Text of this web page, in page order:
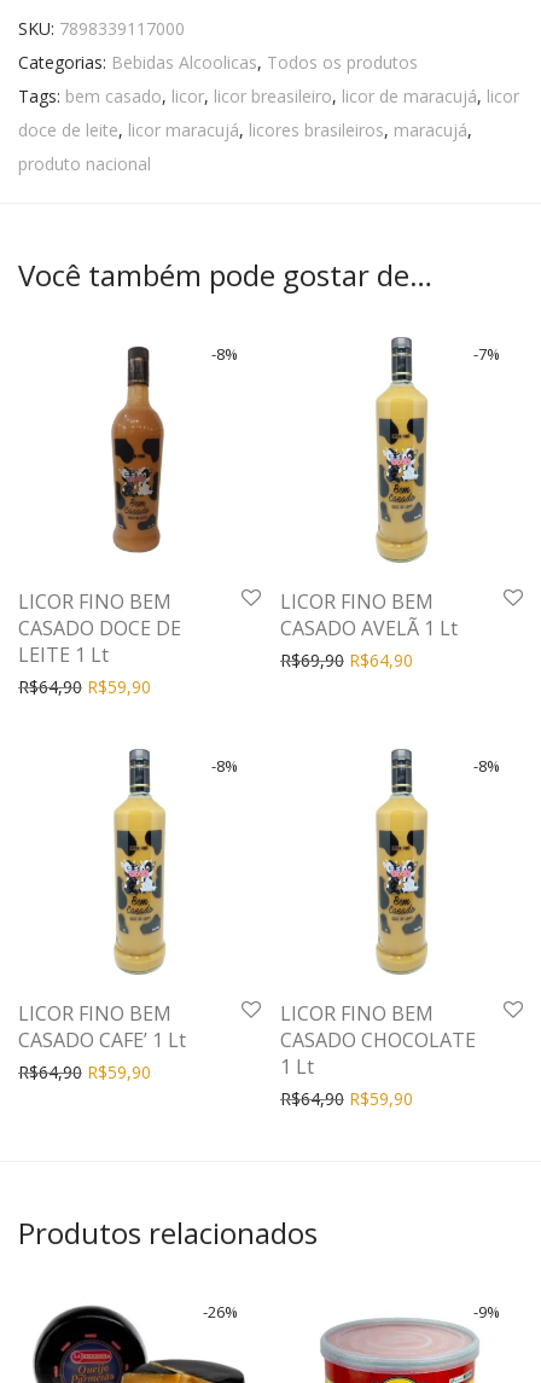
SKU: 7898339117000
Categorias: Bebidas Alcoolicas, Todos os produtos
Tags: bem casado, licor, licor breasileiro, licor de maracujá, licor
doce de leite, licor maracujá, licores brasileiros, maracujá,
produto nacional
Você também pode gostar de…
-8%
LICOR FINO BEM
CASADO DOCE DE
LEITE 1 Lt
R$64,90 R$59,90
-7%
LICOR FINO BEM
CASADO AVELÃ 1 Lt
R$69,90 R$64,90
-8%
LICOR FINO BEM
CASADO CAFE’ 1 Lt
R$64,90 R$59,90
-8%
LICOR FINO BEM
CASADO CHOCOLATE
1 Lt
R$64,90 R$59,90
Produtos relacionados
-26% -9%